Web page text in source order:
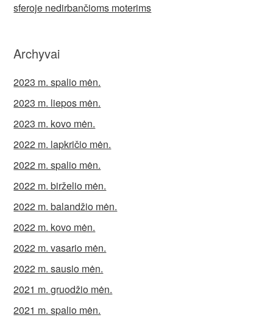
sferoje nedirbančioms moterims
Archyvai
2023 m. spalio mėn.
2023 m. liepos mėn.
2023 m. kovo mėn.
2022 m. lapkričio mėn.
2022 m. spalio mėn.
2022 m. birželio mėn.
2022 m. balandžio mėn.
2022 m. kovo mėn.
2022 m. vasario mėn.
2022 m. sausio mėn.
2021 m. gruodžio mėn.
2021 m. spalio mėn.